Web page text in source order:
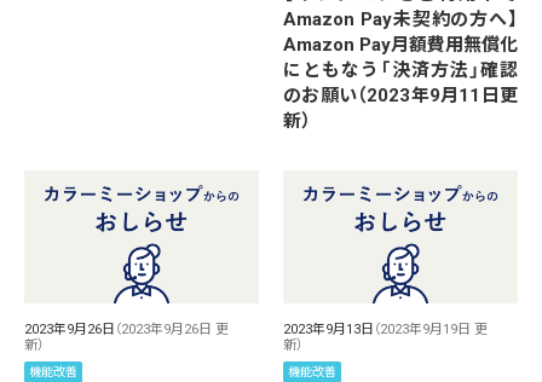
Amazon Pay未契約の方へ】
Amazon Pay月額費用無償化
にともなう「決済方法」確認
のお願い（2023年9月11日更
新）
2023年9月26日 （2023年9月26日 更
新）
機能改善
2023年9月13日 （2023年9月19日 更
新）
機能改善